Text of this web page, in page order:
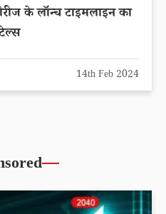
के लॉन्च टाइमलाइन का
14th Feb 2024